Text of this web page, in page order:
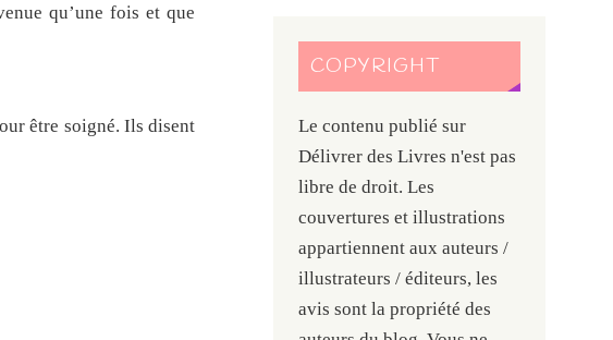
qu’une fois et que
être soigné. Ils disent
COPYRIGHT
Le contenu publié sur
Délivrer des Livres n'est pas
libre de droit. Les
couvertures et illustrations
appartiennent aux auteurs /
illustrateurs / éditeurs, les
avis sont la propriété des